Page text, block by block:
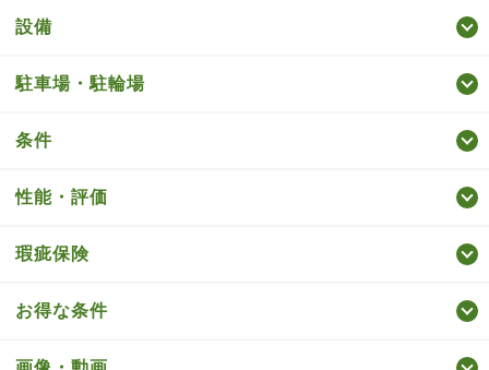
設備
駐車場・駐輪場
条件
性能・評価
瑕疵保険
お得な条件